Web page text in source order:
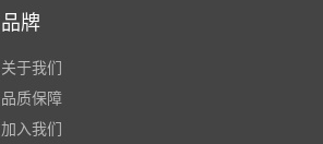
品牌
关于我们
品质保障
加入我们